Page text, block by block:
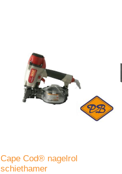
Cape Cod® nagelrol
schiethamer